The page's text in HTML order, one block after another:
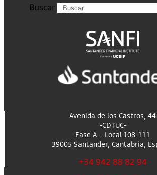
Buscar
Avenida de los Castros, 44
-CDTUC-
Fase A – Local 108-111
39005 Santander, Cantabria,
+34 942 88 82 94